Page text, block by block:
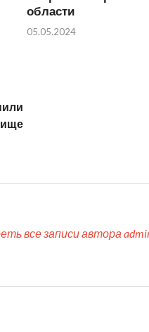
области
05.05.2024
все записи автора